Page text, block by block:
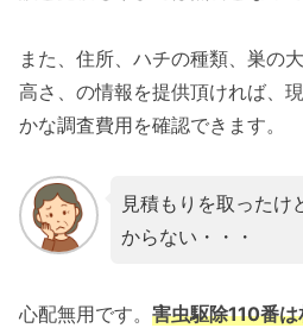
また、住所、ハチの種類、巣の
高さ、の情報を提供頂ければ、
かな調査費用を確認できます。
見積もりを取ったけ
からない・・・
心配無用です。 害虫駆除110番